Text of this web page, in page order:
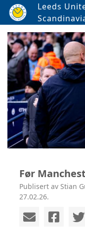
Leeds
Før
Publisert av Stian
27.02.26.